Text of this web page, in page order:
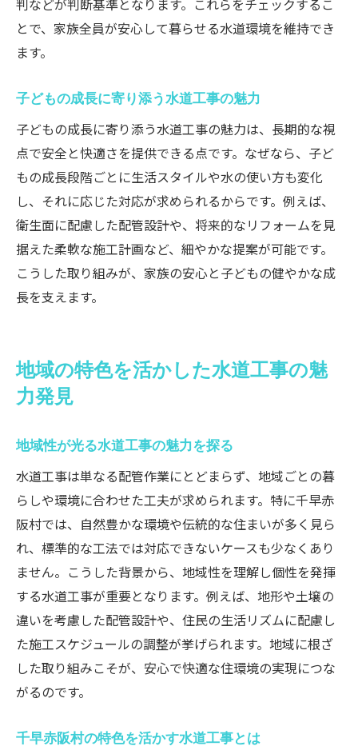
判などが判断基準となります。これらをチェックするこ
とで、家族全員が安心して暮らせる水道環境を維持でき
ます。
子どもの成長に寄り添う水道工事の魅力
子どもの成長に寄り添う水道工事の魅力は、長期的な視
点で安全と快適さを提供できる点です。なぜなら、子ど
もの成長段階ごとに生活スタイルや水の使い方も変化
し、それに応じた対応が求められるからです。例えば、
衛生面に配慮した配管設計や、将来的なリフォームを見
据えた柔軟な施工計画など、細やかな提案が可能です。
こうした取り組みが、家族の安心と子どもの健やかな成
長を支えます。
地域の特色を活かした水道工事の魅
力発見
地域性が光る水道工事の魅力を探る
水道工事は単なる配管作業にとどまらず、地域ごとの暮
らしや環境に合わせた工夫が求められます。特に千早赤
阪村では、自然豊かな環境や伝統的な住まいが多く見ら
れ、標準的な工法では対応できないケースも少なくあり
ません。こうした背景から、地域性を理解し個性を発揮
する水道工事が重要となります。例えば、地形や土壌の
違いを考慮した配管設計や、住民の生活リズムに配慮し
た施工スケジュールの調整が挙げられます。地域に根ざ
した取り組みこそが、安心で快適な住環境の実現につな
がるのです。
千早赤阪村の特色を活かす水道工事とは